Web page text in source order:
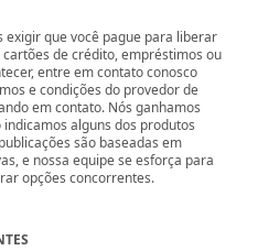
exigir que você pague para liberar
de crédito, empréstimos ou
entre em contato conosco
e condições do provedor de
em contato. Nós ganhamos
alguns dos produtos
são baseadas em
e nossa equipe se esforça para
opções concorrentes.